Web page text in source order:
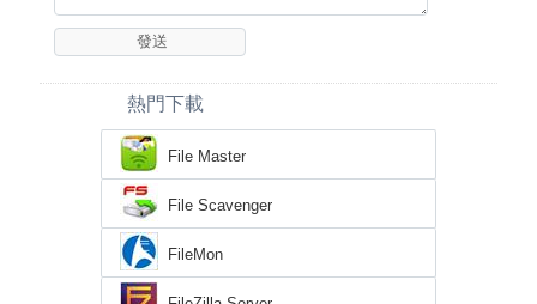
熱門下載
File Master
File Scavenger
FileMon